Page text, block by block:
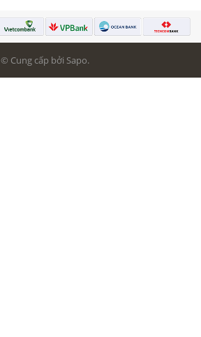
© Cung cấp bởi Sapo.